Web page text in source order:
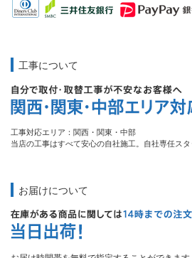
工事について
工事対応エリア：関西・関東・中部
当店の工事はすべて安心の自社施工。自社専任スタ
お届けについて